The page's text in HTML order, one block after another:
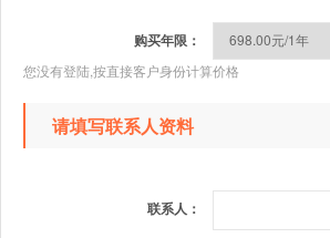
购买年限：
您没有登陆,按直接客户身份计算价格
请填写联系人资料
联系人：